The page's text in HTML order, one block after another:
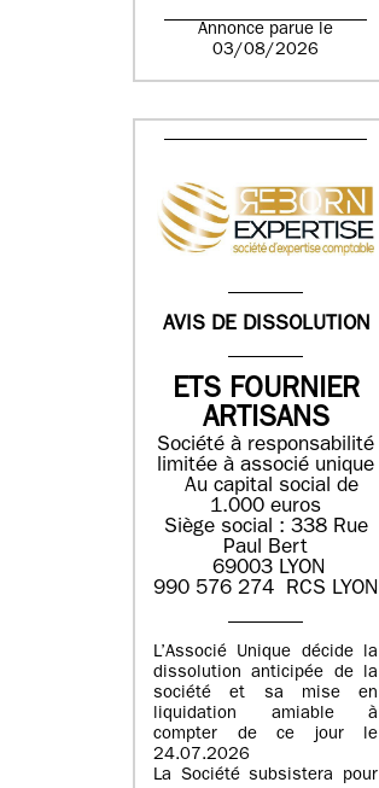
Annonce parue le
03/08/2026
AVIS DE DISSOLUTION
ETS FOURNIER
ARTISANS
Société à responsabilité
limitée à associé unique
Au capital social de
1.000 euros
Siège social : 338 Rue
Paul Bert
69003 LYON
990 576 274 RCS LYON
L’Associé Unique décide la
dissolution anticipée de la
société et sa mise en
liquidation amiable à
compter de ce jour le
24.07.2026
La Société subsistera pour